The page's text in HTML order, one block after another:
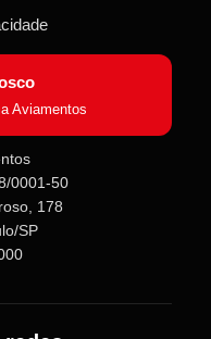
Aviamentos
0001-50
178
SP